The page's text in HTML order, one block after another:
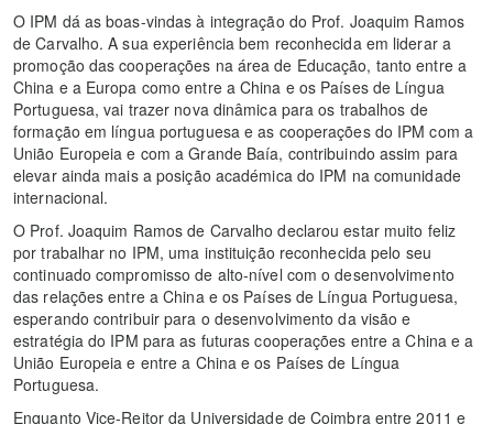
O IPM dá as boas-vindas à integração do Prof. Joaquim Ramos
de Carvalho. A sua experiência bem reconhecida em liderar a
promoção das cooperações na área de Educação, tanto entre a
China e a Europa como entre a China e os Países de Língua
Portuguesa, vai trazer nova dinâmica para os trabalhos de
formação em língua portuguesa e as cooperações do IPM com a
União Europeia e com a Grande Baía, contribuindo assim para
elevar ainda mais a posição académica do IPM na comunidade
internacional.
O Prof. Joaquim Ramos de Carvalho declarou estar muito feliz
por trabalhar no IPM, uma instituição reconhecida pelo seu
continuado compromisso de alto-nível com o desenvolvimento
das relações entre a China e os Países de Língua Portuguesa,
esperando contribuir para o desenvolvimento da visão e
estratégia do IPM para as futuras cooperações entre a China e a
União Europeia e entre a China e os Países de Língua
Portuguesa.
Enquanto Vice-Reitor da Universidade de Coimbra entre 2011 e